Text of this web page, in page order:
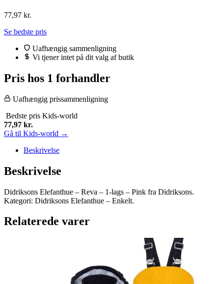
77,97 kr.
Se bedste pris
Uafhængig sammenligning
Vi tjener intet på dit valg af butik
Pris hos 1 forhandler
Uafhængig prissammenligning
Bedste pris Kids-world
77,97 kr.
Gå til Kids-world →
Beskrivelse
Beskrivelse
Didriksons Elefanthue – Reva – 1-lags – Pink fra Didriksons.
Kategori: Didriksons Elefanthue – Enkelt.
Relaterede varer